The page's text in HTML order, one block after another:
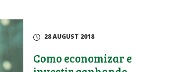
28 AUGUST 2018
Como economizar e